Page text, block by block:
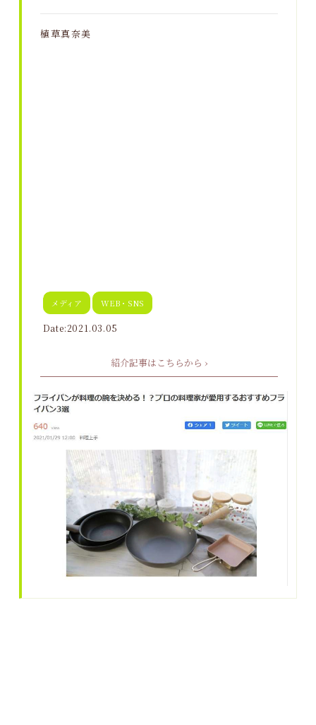
植草真奈美
メディア WEB・SNS
Date:2021.03.05
紹介記事はこちらから ›